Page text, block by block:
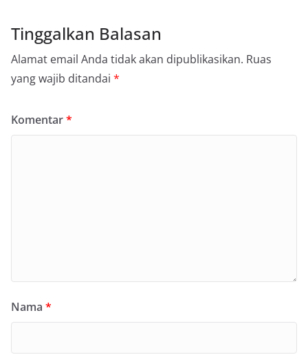
Tinggalkan Balasan
Alamat email Anda tidak akan dipublikasikan. Ruas
yang wajib ditandai *
Komentar*
Nama *